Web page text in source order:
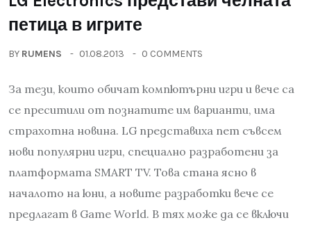
петица в игрите
BY RUMENS 01.08.2013 0 COMMENTS
За тези, които обичат компютърни игри и вече са
се преситили от познатите им варианти, има
страхотна новина. LG представиха пет съвсем
нови популярни игри, специално разработени за
платформата SMART TV. Това стана ясно в
началото на юни, а новите разработки вече се
предлагат в Game World. В тях може да се включи